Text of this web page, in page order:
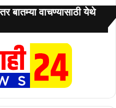
बातम्या वाचण्यासाठी येथे